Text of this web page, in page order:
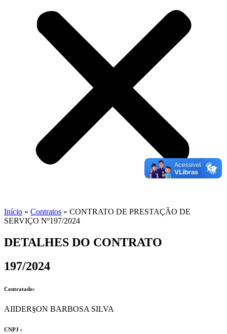
Início » Contratos » CONTRATO DE PRESTAÇÃO DE
SERVIÇO Nº197/2024
DETALHES DO CONTRATO​
197/2024
Contratado:
AIIDER§ON BARBOSA SILVA
CNPJ :